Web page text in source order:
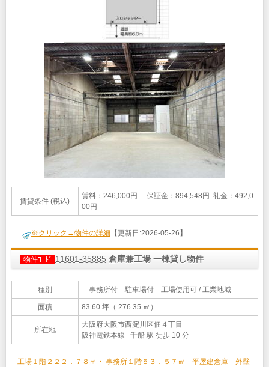
賃貸条件 (税込)
賃料：246,000円 保証金：894,548円 礼金：492,0
00円
※クリック→物件の詳細 【更新日:2026-05-26】
物件ｺｰﾄﾞ 11601-35885 倉庫兼工場 一棟貸し物件
種別 事務所付 駐車場付 工場使用可 / 工業地域
面積 83.60 坪（ 276.35 ㎡）
所在地
大阪府大阪市西淀川区佃４丁目
阪神電鉄本線 千船 駅 徒歩 10 分
工場１階２２２．７８㎡・ 事務所１階５３．５７㎡ 平屋建倉庫 外壁